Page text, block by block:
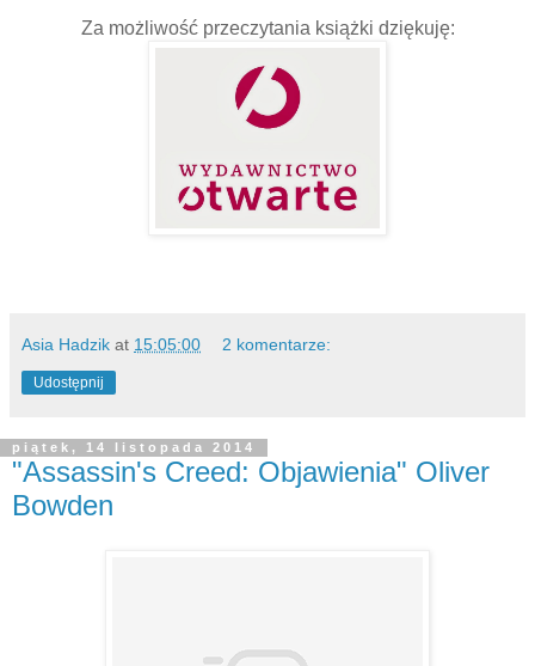
Za możliwość przeczytania książki dziękuję:
Asia Hadzik at 15:05:00 2 komentarze:
Udostępnij
piątek, 14 listopada 2014
"Assassin's Creed: Objawienia" Oliver
Bowden